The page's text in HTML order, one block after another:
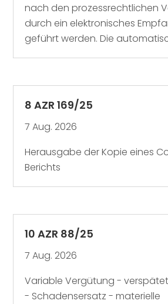
nach den prozessrechtlichen
durch ein elektronisches
geführt werden. Die
8 AZR 169/25
7 Aug. 2026
Herausgabe der Kopie eines
Berichts
10 AZR 88/25
7 Aug. 2026
Variable Vergütung -
- Schadensersatz - materielle